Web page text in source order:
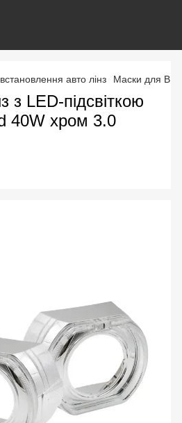
авто лінз Маски для BI-
з LED-підсвіткою
40W хром 3.0